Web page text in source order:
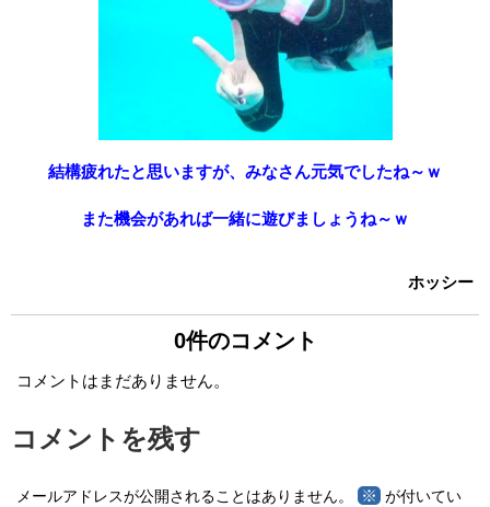
結構疲れたと思いますが、みなさん元気でしたね～ｗ
また機会があれば一緒に遊びましょうね～ｗ
ホッシー
0件のコメント
コメントはまだありません。
コメントを残す
メールアドレスが公開されることはありません。 ※ が付いてい